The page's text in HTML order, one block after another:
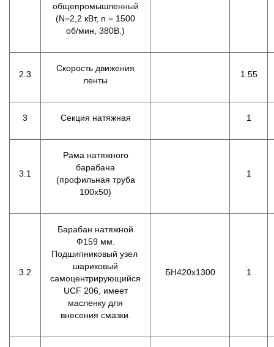
общепромышленный
(N=2,2 кВт, n = 1500
об/мин, 380В.)
2.3
Скорость движения
ленты
1.55
3 Секция натяжная 1
3.1
Рама натяжного
барабана
(профильная труба
100х50)
1
3.2
Барабан натяжной
Ф159 мм.
Подшипниковый узел
шариковый
самоцентрирующийся
UCF 206, имеет
масленку для
внесения смазки.
БН420х1300 1